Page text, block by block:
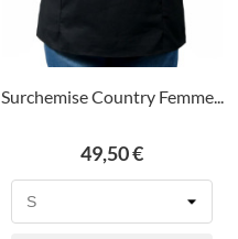
Surchemise Country Femme...
Prix
49,50 €